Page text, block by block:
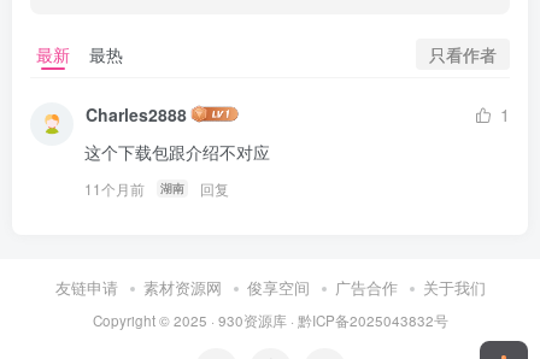
最新 最热 只看作者
Charles2888
1
这个下载包跟介绍不对应
11个月前 湖南 回复
友链申请 素材资源网 俊享空间 广告合作 关于我们
Copyright © 2025 · 930资源库· 黔ICP备2025043832号